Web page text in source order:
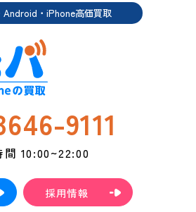
Android・iPhone高価買取
9111
10:00~22:00
採用情報